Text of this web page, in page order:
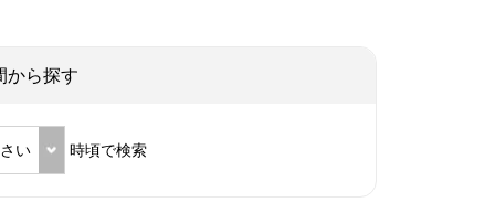
から探す
い 時頃で検索